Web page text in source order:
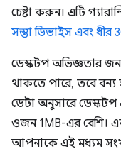
চেষ্টা করুন। এটি
সস্তা ডিভাইস এবং ধীর
ডেস্কটপ অভিজ্ঞতার
থাকতে পারে, তবে বন্য
ডেটা অনুসারে ডেস্কটপ
ওজন 1MB-এর বেশি।
আপনাকে এই মধ্যম